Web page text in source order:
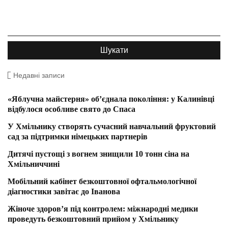
Недавні записи
«Яблучна майстерня» об’єднала покоління: у Калинівці
відбулося особливе свято до Спаса
У Хмільнику створять сучасний навчальний фруктовий
сад за підтримки німецьких партнерів
Дитячі пустощі з вогнем знищили 10 тонн сіна на
Хмільниччині
Мобільний кабінет безкоштовної офтальмологічної
діагностики завітає до Іванова
Жіноче здоров’я під контролем: міжнародні медики
проведуть безкоштовний прийом у Хмільнику